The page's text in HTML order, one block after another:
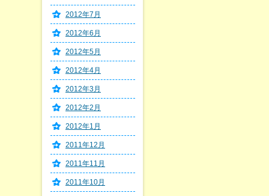
2012年7月
2012年6月
2012年5月
2012年4月
2012年3月
2012年2月
2012年1月
2011年12月
2011年11月
2011年10月